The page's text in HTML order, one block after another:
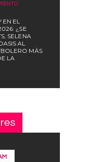
EL
¿SE
SELENA
AL
MÁS
LA